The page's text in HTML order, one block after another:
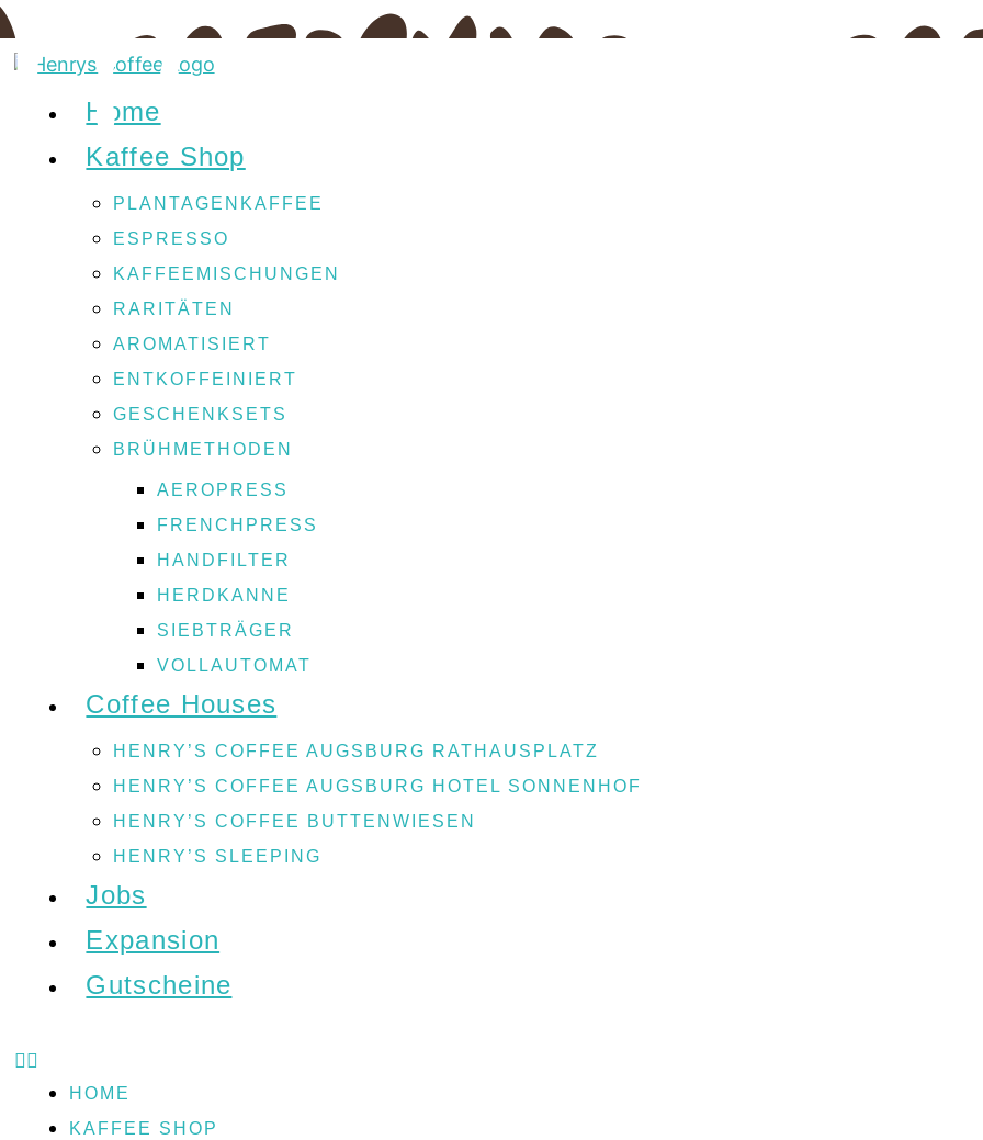
Home
Kaffee Shop
PLANTAGENKAFFEE
ESPRESSO
KAFFEEMISCHUNGEN
RARITÄTEN
AROMATISIERT
ENTKOFFEINIERT
GESCHENKSETS
BRÜHMETHODEN
AEROPRESS
FRENCHPRESS
HANDFILTER
HERDKANNE
SIEBTRÄGER
VOLLAUTOMAT
Coffee Houses
HENRY’S COFFEE AUGSBURG RATHAUSPLATZ
HENRY’S COFFEE AUGSBURG HOTEL SONNENHOF
HENRY’S COFFEE BUTTENWIESEN
HENRY’S SLEEPING
Jobs
Expansion
Gutscheine
HOME
KAFFEE SHOP